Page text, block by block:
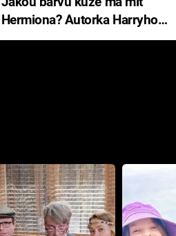
Hermiona? Autorka Harryho
Pottera přišla s ráznou